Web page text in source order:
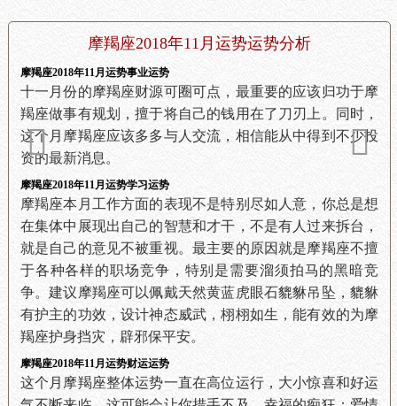
摩羯座2018年11月运势运势分析
摩羯座2018年11月运势事业运势
十一月份的摩羯座财源可圈可点，最重要的应该归功于摩
羯座做事有规划，擅于将自己的钱用在了刀刃上。同时，
这个月摩羯座应该多多与人交流，相信能从中得到不少投
资的最新消息。
摩羯座2018年11月运势学习运势
摩羯座本月工作方面的表现不是特别尽如人意，你总是想
在集体中展现出自己的智慧和才干，不是有人过来拆台，
就是自己的意见不被重视。最主要的原因就是摩羯座不擅
于各种各样的职场竞争，特别是需要溜须拍马的黑暗竞
争。建议摩羯座可以佩戴天然黄蓝虎眼石貔貅吊坠，貔貅
有护主的功效，设计神态威武，栩栩如生，能有效的为摩
羯座护身挡灾，辟邪保平安。
摩羯座2018年11月运势财运运势
这个月摩羯座整体运势一直在高位运行，大小惊喜和好运